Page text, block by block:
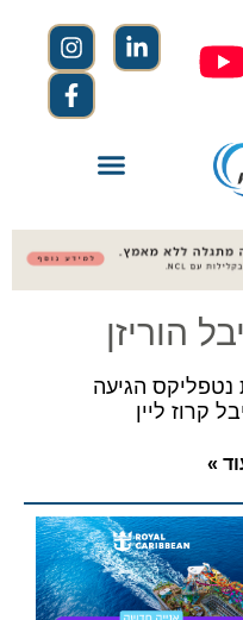
הוריזן
הגיעה
קרוז ליין
»